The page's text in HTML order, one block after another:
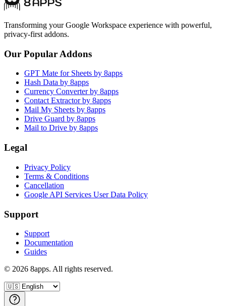
Transforming your Google Workspace experience with powerful,
privacy-first addons.
Our Popular Addons
GPT Mate for Sheets by 8apps
Hash Data by 8apps
Currency Converter by 8apps
Contact Extractor by 8apps
Mail My Sheets by 8apps
Drive Guard by 8apps
Mail to Drive by 8apps
Legal
Privacy Policy
Terms & Conditions
Cancellation
Google API Services User Data Policy
Support
Support
Documentation
Guides
© 2026 8apps. All rights reserved.